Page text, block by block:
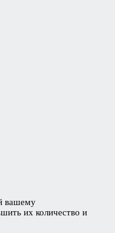
вашему
их количество и